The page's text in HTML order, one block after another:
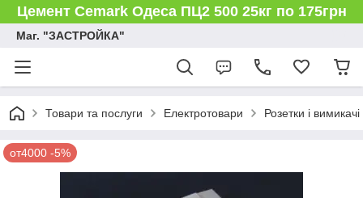
Цемент Cemark Одеса ПЦ2 500 25кг по 175грн
Маг. "ЗАСТРОЙКА"
Товари та послуги Електротовари Розетки і вимикачі
от4000 -5%